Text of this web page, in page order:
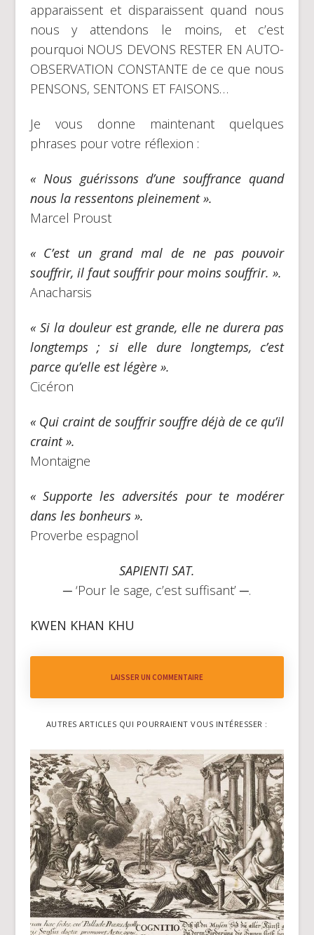
apparaissent et disparaissent quand nous
nous y attendons le moins, et c’est
pourquoi NOUS DEVONS RESTER EN AUTO-
OBSERVATION CONSTANTE de ce que nous
PENSONS, SENTONS ET FAISONS…
Je vous donne maintenant quelques
phrases pour votre réflexion :
« Nous guérissons d’une souffrance quand
nous la ressentons pleinement ».
Marcel Proust
« C’est un grand mal de ne pas pouvoir
souffrir, il faut souffrir pour moins souffrir. ».
Anacharsis
« Si la douleur est grande, elle ne durera pas
longtemps ; si elle dure longtemps, c’est
parce qu’elle est légère ».
Cicéron
« Qui craint de souffrir souffre déjà de ce qu’il
craint ».
Montaigne
« Supporte les adversités pour te modérer
dans les bonheurs ».
Proverbe espagnol
SAPIENTI SAT.
─ ‘Pour le sage, c’est suffisant’ ─.
KWEN KHAN KHU
LAISSER UN COMMENTAIRE
AUTRES ARTICLES QUI POURRAIENT VOUS INTÉRESSER :